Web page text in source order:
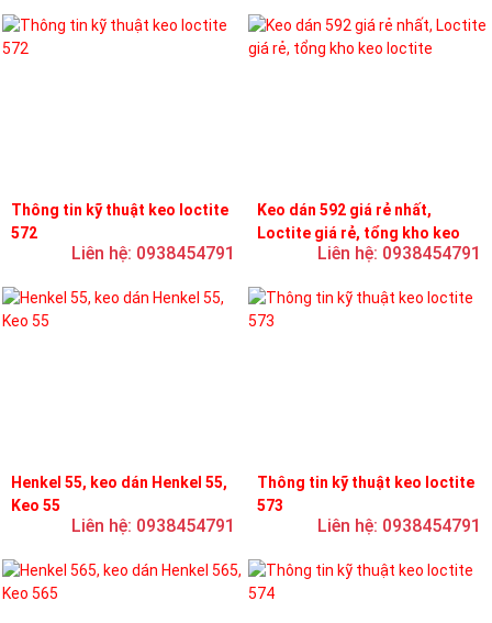
Thông tin kỹ thuật keo loctite
572
Liên hệ: 0938454791
Keo dán 592 giá rẻ nhất,
Loctite giá rẻ, tổng kho keo
Liên hệ: 0938454791
Henkel 55, keo dán Henkel 55,
Keo 55
Liên hệ: 0938454791
Thông tin kỹ thuật keo loctite
573
Liên hệ: 0938454791